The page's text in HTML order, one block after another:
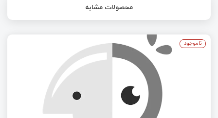
محصولات مشابه
ناموجود